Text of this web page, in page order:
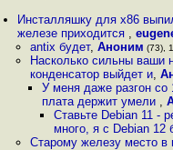
Инсталляшку для x86
железе приходится ,
antix будет, Аноним (73),
Насколько сильны ваши
конденсатор выйдет и,
У меня даже разгон со
плата держит умели ,
Ставьте Debian 11 -
много, я с Debian 12
Старому железу место в